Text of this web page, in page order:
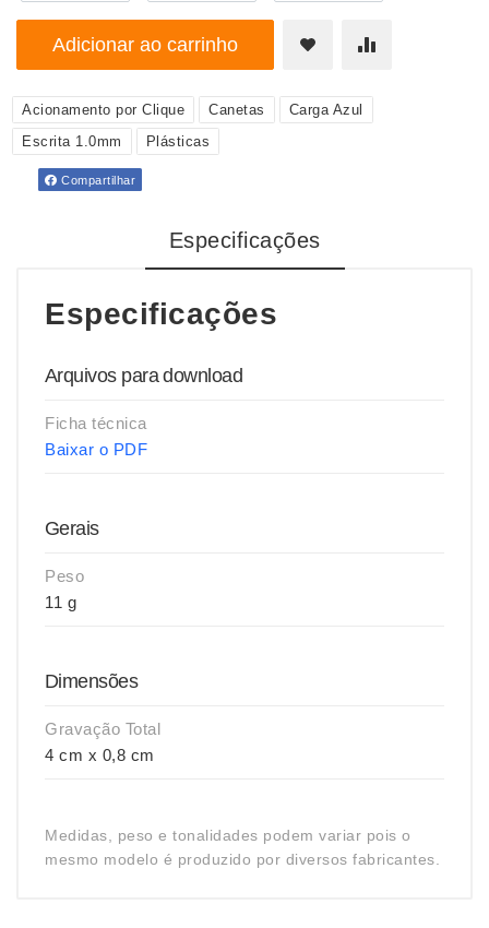
Adicionar ao carrinho
Acionamento por Clique Canetas
Carga Azul
Escrita 1.0mm
Plásticas
Compartilhar
Especificações
Especificações
Arquivos para download
Ficha técnica
Baixar o PDF
Gerais
Peso
11 g
Dimensões
Gravação Total
4 cm x 0,8 cm
Medidas, peso e tonalidades podem variar pois o
mesmo modelo é produzido por diversos fabricantes.